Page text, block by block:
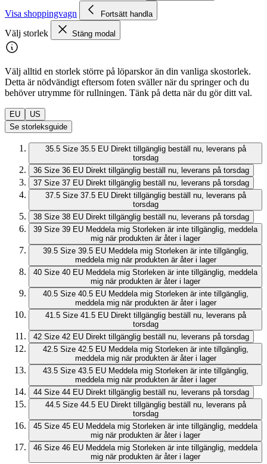
Visa shoppingvagn Fortsätt handla
Välj storlek Stäng modal
Välj alltid en storlek större på löparskor än din vanliga skostorlek.
Detta är nödvändigt eftersom foten sväller när du springer och du
behöver utrymme för rullningen. Tänk på detta när du gör ditt val.
EU
US
Se storleksguide
35.5 Size 35.5 EU Direkt tillgänglig beställ nu, leverans på
torsdag
36 Size 36 EU Direkt tillgänglig beställ nu, leverans på torsdag
37 Size 37 EU Direkt tillgänglig beställ nu, leverans på torsdag
37.5 Size 37.5 EU Direkt tillgänglig beställ nu, leverans på
torsdag
38 Size 38 EU Direkt tillgänglig beställ nu, leverans på torsdag
39 Size 39 EU Meddela mig Storleken är inte tillgänglig, meddela
mig när produkten är åter i lager
39.5 Size 39.5 EU Meddela mig Storleken är inte tillgänglig,
meddela mig när produkten är åter i lager
40 Size 40 EU Meddela mig Storleken är inte tillgänglig, meddela
mig när produkten är åter i lager
40.5 Size 40.5 EU Meddela mig Storleken är inte tillgänglig,
meddela mig när produkten är åter i lager
41.5 Size 41.5 EU Direkt tillgänglig beställ nu, leverans på
torsdag
42 Size 42 EU Direkt tillgänglig beställ nu, leverans på torsdag
42.5 Size 42.5 EU Meddela mig Storleken är inte tillgänglig,
meddela mig när produkten är åter i lager
43.5 Size 43.5 EU Meddela mig Storleken är inte tillgänglig,
meddela mig när produkten är åter i lager
44 Size 44 EU Direkt tillgänglig beställ nu, leverans på torsdag
44.5 Size 44.5 EU Direkt tillgänglig beställ nu, leverans på
torsdag
45 Size 45 EU Meddela mig Storleken är inte tillgänglig, meddela
mig när produkten är åter i lager
46 Size 46 EU Meddela mig Storleken är inte tillgänglig, meddela
mig när produkten är åter i lager